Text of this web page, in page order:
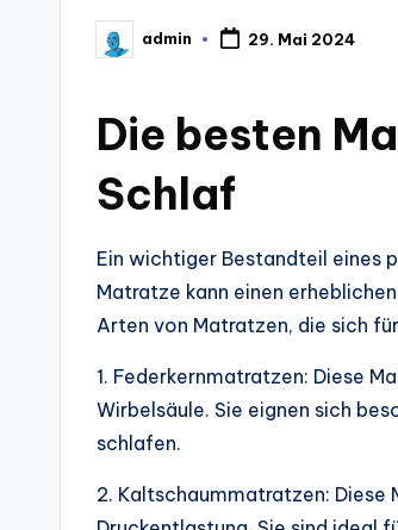
Posted
by
admin 29. Mai 2024
Die besten
Schlaf
Ein wichtiger Bestandteil eines
Matratze kann einen
Arten von Matratzen, die sich
1. Federkernmatratzen: Diese
Wirbelsäule. Sie eignen sich
schlafen.
2. Kaltschaummatratzen: Diese